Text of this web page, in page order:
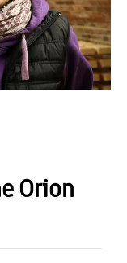
Orion